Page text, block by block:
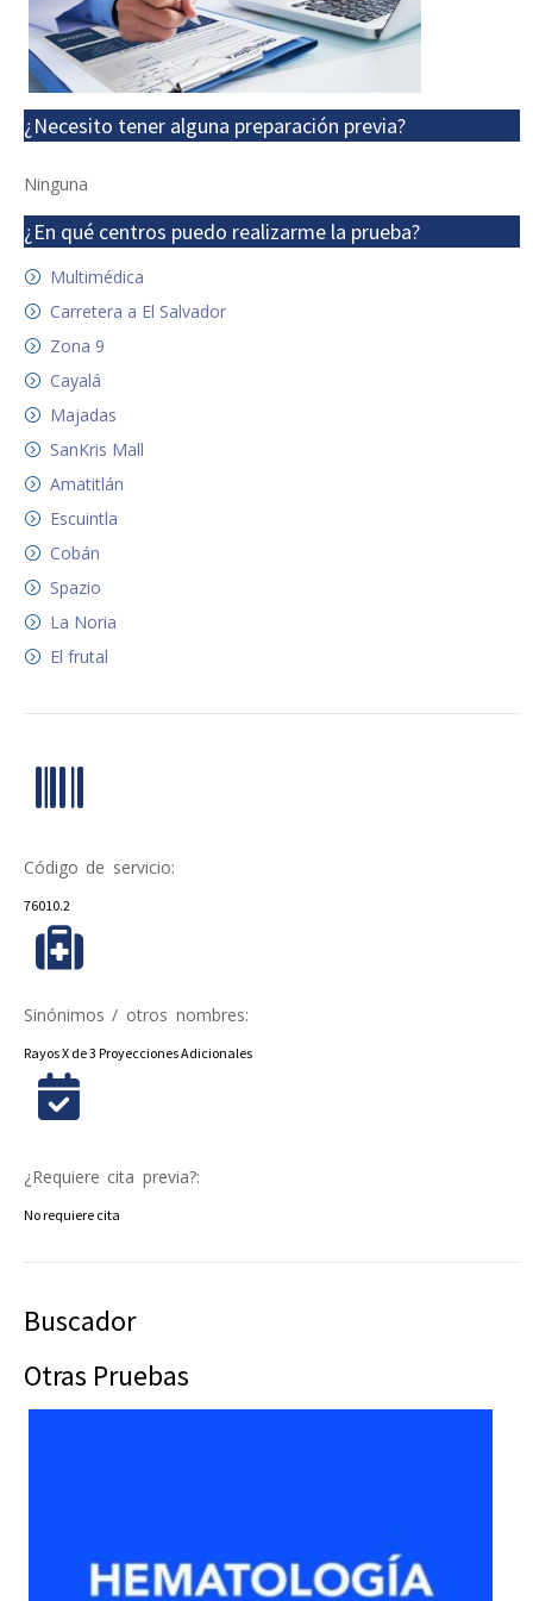
¿Necesito tener alguna preparación previa?
Ninguna
¿En qué centros puedo realizarme la prueba?
Multimédica
Carretera a El Salvador
Zona 9
Cayalá
Majadas
SanKris Mall
Amatitlán
Escuintla
Cobán
Spazio
La Noria
El frutal
Código de servicio:
76010.2
Sinónimos / otros nombres:
Rayos X de 3 Proyecciones Adicionales
¿Requiere cita previa?:
No requiere cita
Buscador
Otras Pruebas